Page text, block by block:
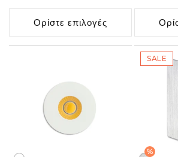
τιμή
Ορίστε επιλογές
τιμή
SALE
%